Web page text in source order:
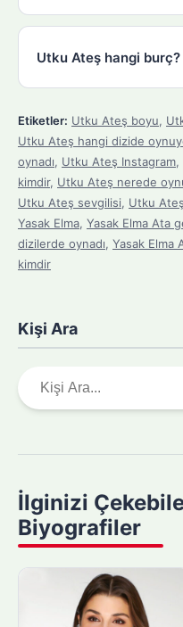
Utku Ateş hangi burç?
Etiketler: Utku Ateş boyu,
Utku Ateş hangi dizide
oynadı, Utku Ateş Instagram,
kimdir, Utku Ateş nerede
Utku Ateş sevgilisi, Utku
Yasak Elma, Yasak Elma Ata
dizilerde oynadı, Yasak Elma
kimdir
Kişi Ara
r
y
a
p
İlginizi
Biyografiler